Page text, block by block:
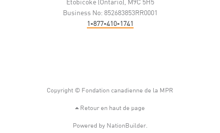
Etobicoke (Ontario), M9C 5H5
Business No: 852683853RR0001
1-877-410-1741
Copyright © Fondation canadienne de la MPR
Retour en haut de page
Powered by NationBuilder.